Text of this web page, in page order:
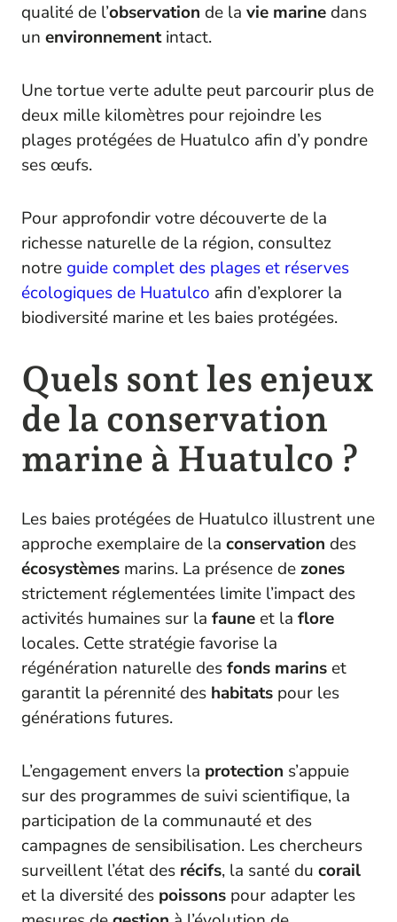
qualité de l’observation de la vie marine dans
un environnementintact.
Une tortue verte adulte peut parcourir plus de
deux mille kilomètres pour rejoindre les
plages protégées de Huatulco afin d’y pondre
ses œufs.
Pour approfondir votre découverte de la
richesse naturelle de la région, consultez
notre guide complet des plages et réserves
écologiques de Huatulco afin d’explorer la
biodiversité marine et les baies protégées.
Quels sont les enjeux
de la conservation
marine à Huatulco ?
Les baies protégées de Huatulco illustrent une
approche exemplaire de la conservation des
écosystèmes marins. La présence de zones
strictement réglementées limite l’impact des
activités humaines sur la faune et la flore
locales. Cette stratégie favorise la
régénération naturelle desfonds marins et
garantit la pérennité des habitats pour les
générations futures.
L’engagement envers la protection s’appuie
sur des programmes de suivi scientifique, la
participation de la communauté et des
campagnes de sensibilisation. Les chercheurs
surveillent l’état des récifs, la santé du corail
et la diversité des poissons pour adapter les